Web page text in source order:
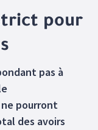
pour
pas à
pourront
des avoirs